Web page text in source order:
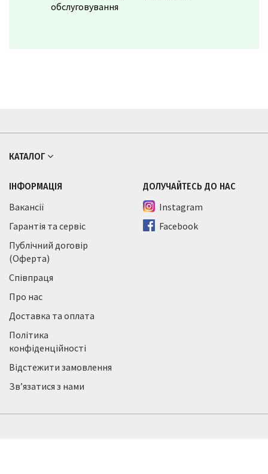
обслуговування
КАТАЛОГ
ІНФОРМАЦІЯ
Вакансії
Гарантія та сервіс
Публічний договір
(Оферта)
Співпраця
Про нас
Доставка та оплата
Політика
конфіденційності
Відстежити замовлення
Зв’язатися з нами
ДОЛУЧАЙТЕСЬ ДО НАС
Instagram
Facebook